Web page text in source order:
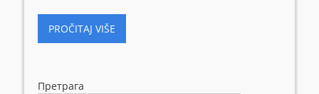
PROČITAJ VIŠE
Претрага